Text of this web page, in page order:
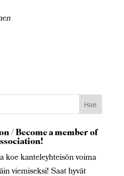
/ Become a member of
koe kanteleyhteisön voima
viemiseksi! Saat hyvät